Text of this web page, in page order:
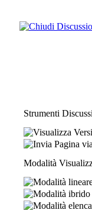
Strumenti
Modalità